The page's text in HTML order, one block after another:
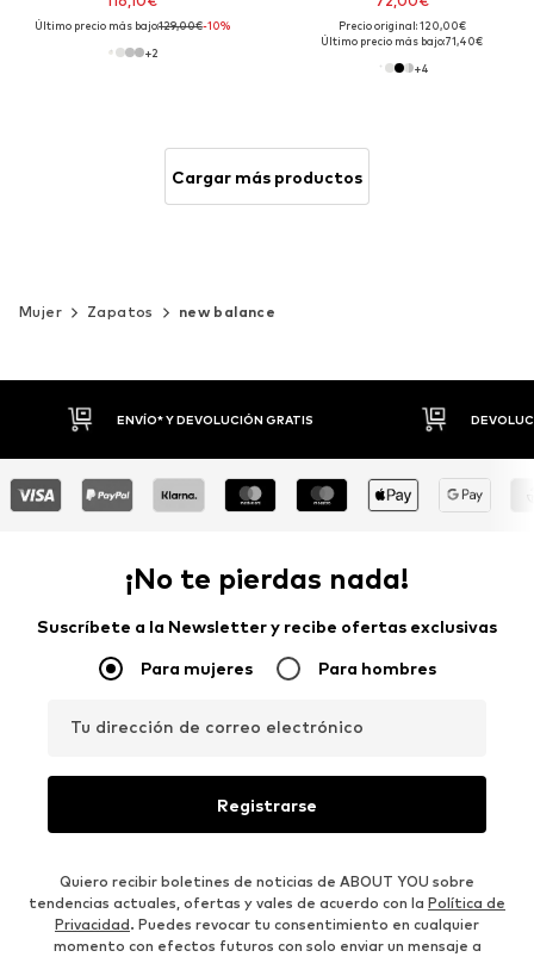
Último precio más bajo:129,00€-10%
+2
Precio original: 120,00€
Último precio más bajo:71,40€
+4
Cargar más productos
Mujer Zapatos new balance
DEVOLUCIONES HASTA 30 DÍAS
¡No te pierdas nada!
Suscríbete a la Newsletter y recibe ofertas exclusivas
Para mujeres Para hombres
Tu dirección de correo electrónico
Registrarse
Quiero recibir boletines de noticias de ABOUT YOU sobre
tendencias actuales, ofertas y vales de acuerdo con la Política de
Privacidad. Puedes revocar tu consentimiento en cualquier
momento con efectos futuros con solo enviar un mensaje a